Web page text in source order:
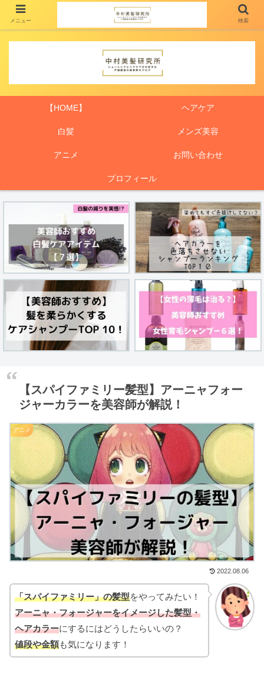
【HOME】 ヘアケア
白髪 メンズ美容
アニメ お問い合わせ
プロフィール
【スパイファミリー髪型】アーニャフォー
ジャーカラーを美容師が解説！
アニメ
2022.08.06
「スパイファミリー」の髪型をやってみたい！
アーニャ・フォージャーをイメージした髪型・
ヘアカラーにするにはどうしたらいいの？
値段や金額も気になります！
メニュー 検索